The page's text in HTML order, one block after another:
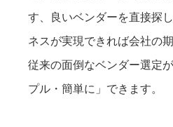
す、良いベンダーを直接探
ネスが実現できれば会社の
従来の面倒なベンダー選定
プル・簡単に」できます。